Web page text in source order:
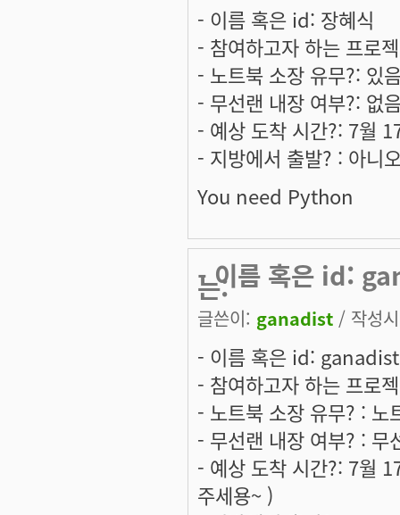
- 이름 혹은 id: 장혜식
- 참여하고자 하는 프로
- 노트북 소장 유무?: 있
- 무선랜 내장 여부?: 없
- 예상 도착 시간?: 7월
- 지방에서 출발? : 아니
You need Python
- 이름 혹은 id:
는:
글쓴이: ganadist / 작성
- 이름 혹은 id: ganadist
- 참여하고자 하는 프
- 노트북 소장 유무? : 노
- 무선랜 내장 여부? : 무
- 예상 도착 시간?: 7월
주세용~ )